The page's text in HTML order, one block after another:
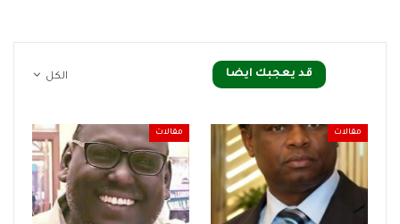
الكل قد يعجبك ايضا
مقالات مقالات